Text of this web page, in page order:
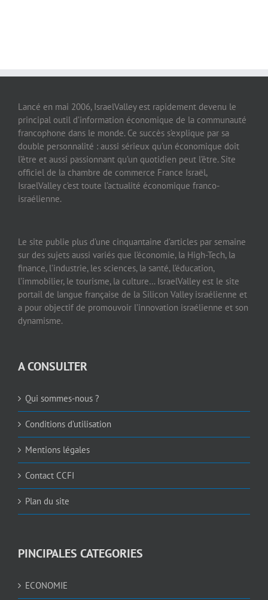
Lancé en mai 2006, IsraelValley est rapidement devenu le
principal outil d’information économique de la communauté
francophone dans le monde. Ce succès s’explique par sa
double personnalité : aussi sérieux qu’un économique doit
l’être et aussi passionnant qu’un quotidien peut l’être. Site
officiel de la chambre de commerce France Israël,
IsraelValley c’est toute l’actualité économique franco-
israélienne.
Le site publie plus d’une cinquantaine d’articles par semaine
sur des sujets aussi variés que l’économie, la High-Tech, la
finance, l’industrie, les sciences, la santé, l’éducation,
l’immobilier, le tourisme, la culture… IsraelValley est le site
portail de langue française de la Silicon Valley israélienne et
a pour objectif de promouvoir l’innovation israélienne et son
dynamisme.
A CONSULTER
Qui sommes-nous ?
Conditions d’utilisation
Mentions légales
Contact CCFI
Plan du site
PINCIPALES CATEGORIES
ECONOMIE